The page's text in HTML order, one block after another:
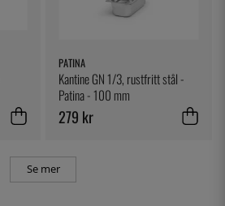
PATINA
Kantine GN 1/3, rustfritt stål -
Patina - 100 mm
279 kr
Se mer